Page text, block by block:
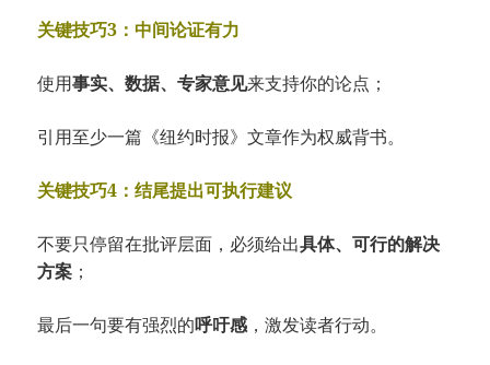
关键技巧3：中间论证有力
使用事实、数据、专家意见来支持你的论点；
引用至少一篇《纽约时报》文章作为权威背书。
关键技巧4：结尾提出可执行建议
不要只停留在批评层面，必须给出具体、可行的解决
方案 ；
最后一句要有强烈的呼吁感，激发读者行动。